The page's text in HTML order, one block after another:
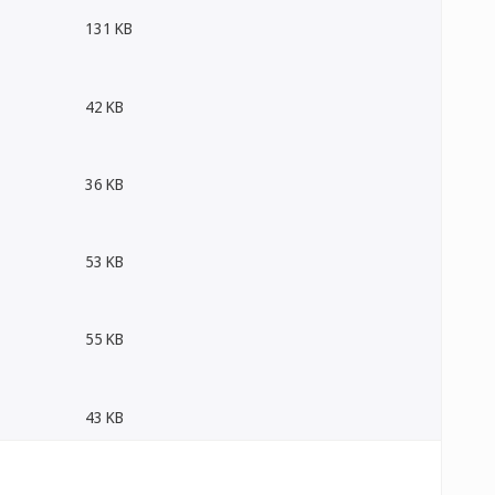
131 KB
42 KB
36 KB
53 KB
55 KB
43 KB